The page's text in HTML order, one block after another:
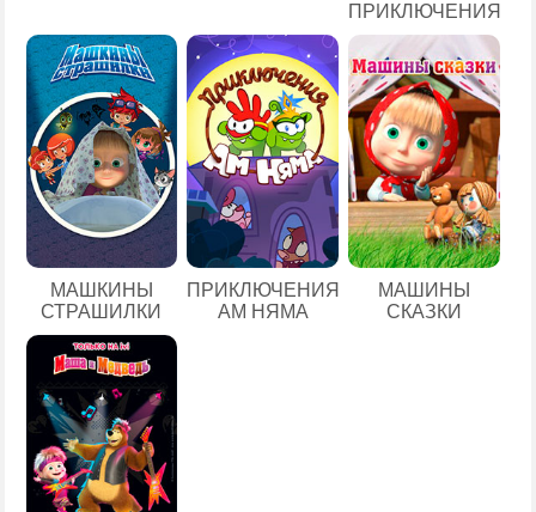
ПРИКЛЮЧЕНИЯ
МАШКИНЫ
СТРАШИЛКИ
ПРИКЛЮЧЕНИЯ
АМ НЯМА
МАШИНЫ
СКАЗКИ